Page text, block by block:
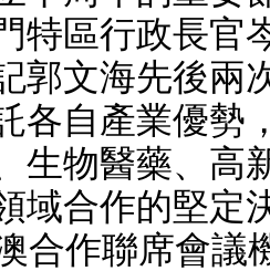
特區行政長官
郭文海先後兩
各自產業優勢
生物醫藥、高
域合作的堅定
合作聯席會議